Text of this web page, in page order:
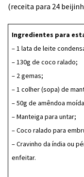
(receita para 24
Ingredientes para
– 1 lata de leite
– 130g de coco ralado;
– 2 gemas;
– 1 colher (sopa) de
– 50g de amêndoa
– Manteiga para untar;
– Coco ralado para
– Cravinho da índia ou
enfeitar.